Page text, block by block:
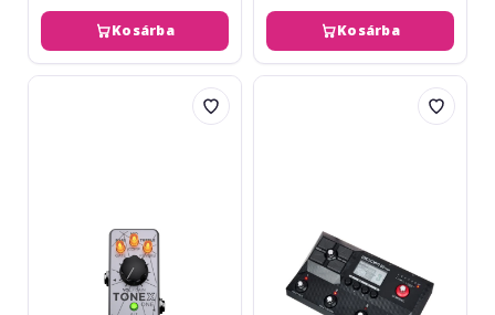
Kosárba Kosárba
IK
Zoom